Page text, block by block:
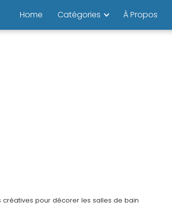
Home Catégories À Propos
créatives pour décorer les salles de bain